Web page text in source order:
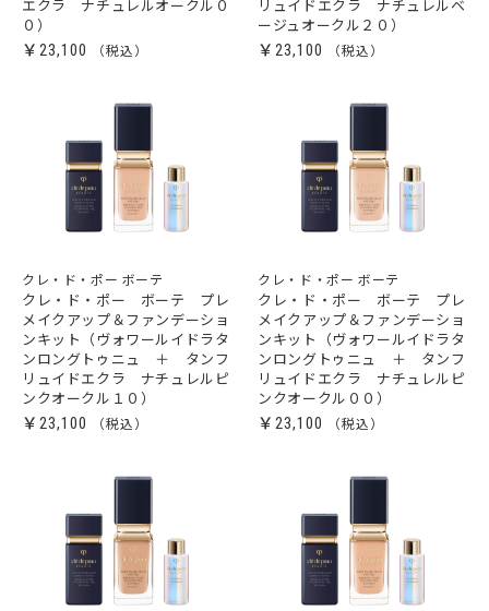
エクラ ナチュレルオークル０
０）
￥23,100
リュイドエクラ ナチュレルベ
ージュオークル２０）
￥23,100
クレ・ド・ポー ボーテ
クレ・ド・ポー ボーテ プレ
メイクアップ＆ファンデーショ
ンキット（ヴォワールイドラタ
ンロングトゥニュ ＋ タンフ
リュイドエクラ ナチュレルピ
ンクオークル１０）
￥23,100
クレ・ド・ポー ボーテ
クレ・ド・ポー ボーテ プレ
メイクアップ＆ファンデーショ
ンキット（ヴォワールイドラタ
ンロングトゥニュ ＋ タンフ
リュイドエクラ ナチュレルピ
ンクオークル００）
￥23,100